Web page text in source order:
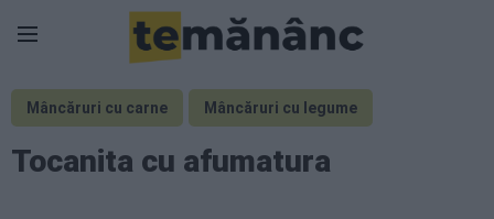
Mâncăruri cu carne Mâncăruri cu legume
Tocanita cu afumatura